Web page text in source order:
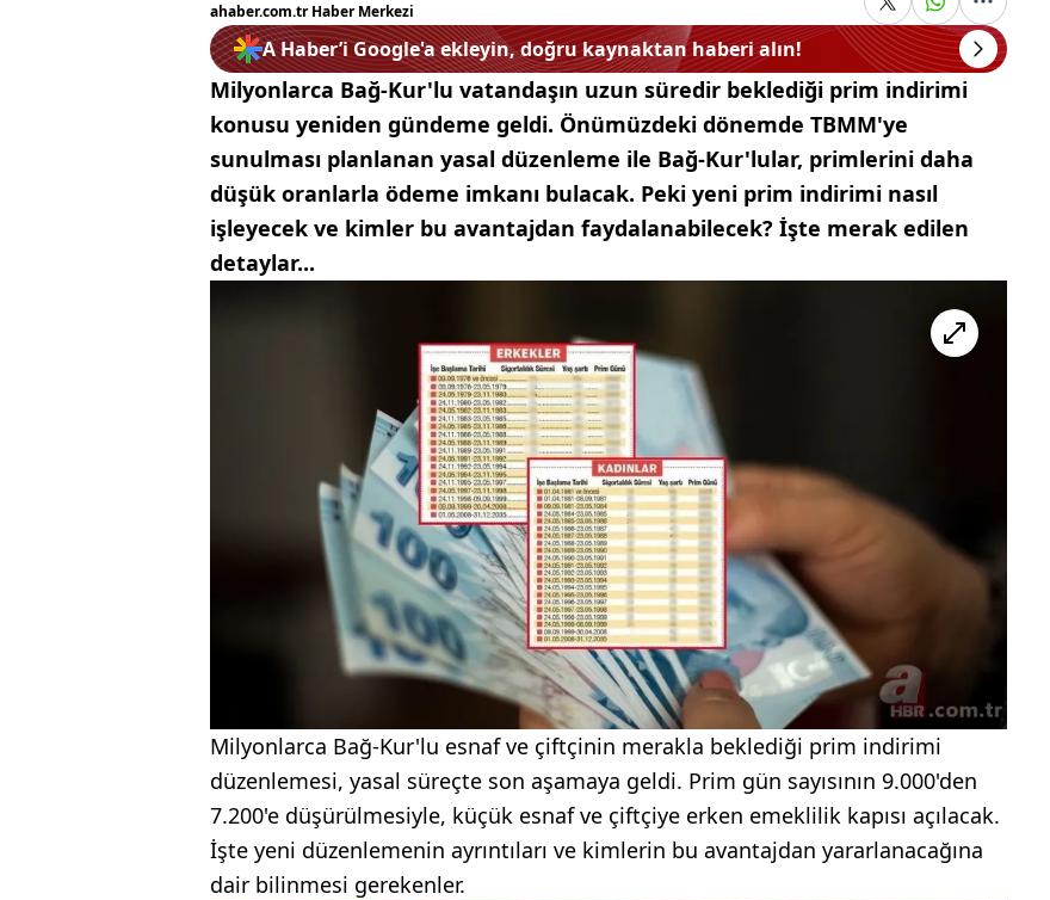
ahaber.com.tr Haber Merkezi
A Haber’i Google'a ekleyin, doğru kaynaktan haberi alın!
Milyonlarca Bağ-Kur'lu vatandaşın uzun süredir beklediği prim indirimi
konusu yeniden gündeme geldi. Önümüzdeki dönemde TBMM'ye
sunulması planlanan yasal düzenleme ile Bağ-Kur'lular, primlerini daha
düşük oranlarla ödeme imkanı bulacak. Peki yeni prim indirimi nasıl
işleyecek ve kimler bu avantajdan faydalanabilecek? İşte merak edilen
detaylar...
Milyonlarca Bağ-Kur'lu esnaf ve çiftçinin merakla beklediği prim indirimi
düzenlemesi, yasal süreçte son aşamaya geldi. Prim gün sayısının 9.000'den
7.200'e düşürülmesiyle, küçük esnaf ve çiftçiye erken emeklilik kapısı açılacak.
İşte yeni düzenlemenin ayrıntıları ve kimlerin bu avantajdan yararlanacağına
dair bilinmesi gerekenler.